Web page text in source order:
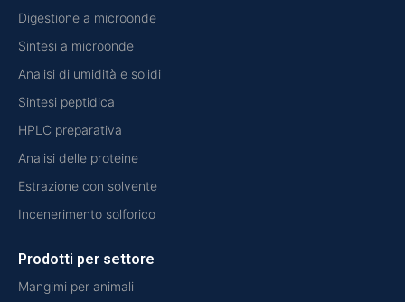
Digestione a microonde
Sintesi a microonde
Analisi di umidità e solidi
Sintesi peptidica
HPLC preparativa
Analisi delle proteine
Estrazione con solvente
Incenerimento solforico
Prodotti per settore
Mangimi per animali